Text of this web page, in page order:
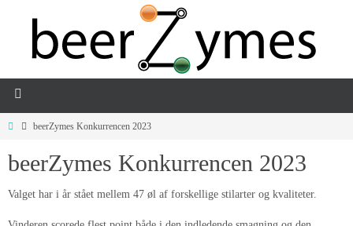
beerZymes Konkurrencen 2023
beerZymes Konkurrencen 2023
Valget har i år stået mellem 47 øl af forskellige stilarter og kvaliteter.